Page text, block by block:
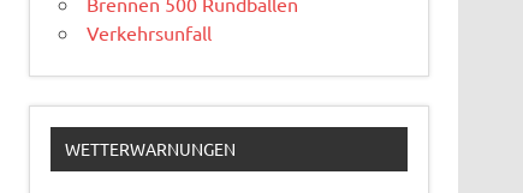
Verkehrsunfall
WETTERWARNUNGEN